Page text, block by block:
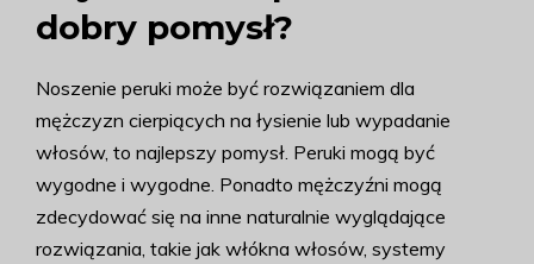
dobry pomysł?
Noszenie peruki może być rozwiązaniem dla
mężczyzn cierpiących na łysienie lub wypadanie
włosów, to najlepszy pomysł. Peruki mogą być
wygodne i wygodne. Ponadto mężczyźni mogą
zdecydować się na inne naturalnie wyglądające
rozwiązania, takie jak włókna włosów, systemy